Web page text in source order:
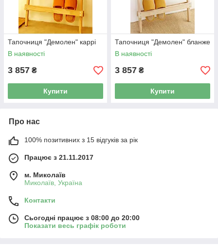
Тапочниця "Демолен" каррі
В наявності
3 857 ₴
Купити
Тапочниця "Демолен" бланже
В наявності
3 857 ₴
Купити
Про нас
100% позитивних з 15 відгуків за рік
Працює з 21.11.2017
м. Миколаїв
Миколаїв, Україна
Контакти
Сьогодні працює з 08:00 до 20:00
Показати весь графік роботи